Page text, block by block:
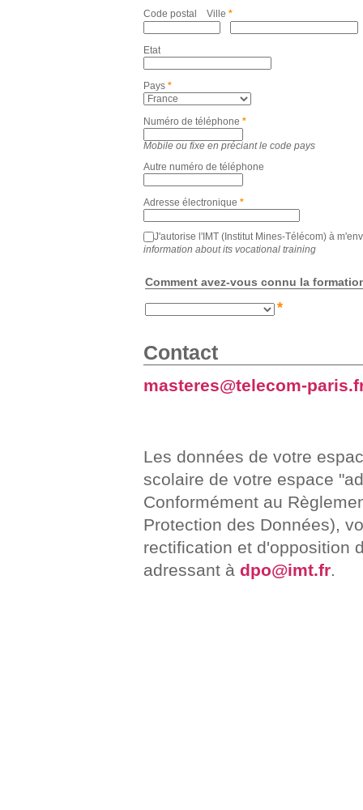
Code postal Ville *
Etat
Pays *
Numéro de téléphone *
Mobile ou fixe en préciant le code pays
Autre numéro de téléphone
Adresse électronique *
J'autorise l'IMT (Institut Mines-Télécom) à
information about its vocational training
Comment avez-vous connu la
*
Contact
masteres@telecom-
Les données de votre
scolaire de votre espace
Conformément au
Protection des Données),
rectification et d'opposition
adressant à dpo@imt.fr.